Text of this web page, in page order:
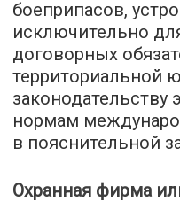
боеприпасов,
исключительно
договорных
территориальной
законодательству
нормам
в пояснительной
Охранная фирма